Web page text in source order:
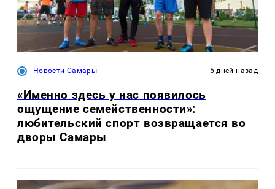
Новости Самары 5 дней назад
«Именно здесь у нас появилось
ощущение семейственности»:
любительский спорт возвращается во
дворы Самары